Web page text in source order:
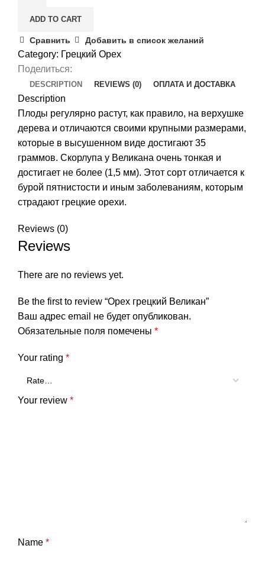
ADD TO CART
Сравнить Добавить в список желаний
Category: Грецкий Орех
Поделиться:
DESCRIPTION REVIEWS (0) ОПЛАТА И ДОСТАВКА
Description
Плоды регулярно растут, как правило, на верхушке
дерева и отличаются своими крупными размерами,
которые в высушенном виде достигают 35
граммов. Скорлупа у Великана очень тонкая и
достигает не более (1,5 мм). Этот сорт отличается к
бурой пятнистости и иным заболеваниям, которым
страдают грецкие орехи.
Reviews (0)
Reviews
There are no reviews yet.
Be the first to review “Орех грецкий Великан”
Ваш адрес email не будет опубликован.
Обязательные поля помечены *
Your rating *
Your review *
Name *